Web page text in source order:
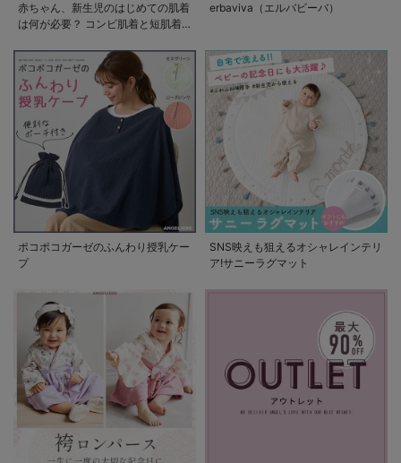
赤ちゃん、新生児のはじめての肌着
は何が必要？ コンビ肌着と短肌着
erbaviva（エルバビーバ）
ポコポコガーゼのふんわり授乳ケー
プ
SNS映えも狙えるオシャレインテリ
ア!サニーラグマット